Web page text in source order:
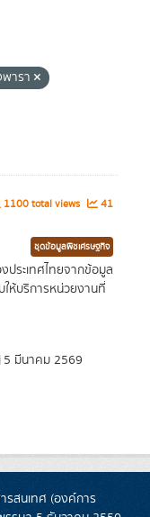
ารา
1100 total views
41
ชุดข้อมูลพืชเศรษฐกิจ
ระเทศไทยจากข้อมูล
ให้บริการหน่วยงานที่
5 มีนาคม 2569
รสนเทศ (องค์การ